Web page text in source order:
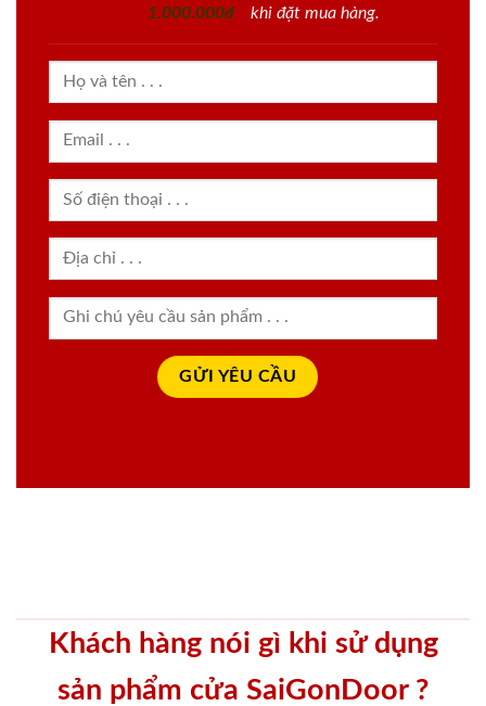
1.000.000đ
khi đặt mua hàng.
Khách hàng nói gì khi sử dụng
sản phẩm cửa SaiGonDoor ?